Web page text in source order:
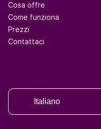
Cosa offre
Come funziona
Prezzi
Contattaci
Italiano